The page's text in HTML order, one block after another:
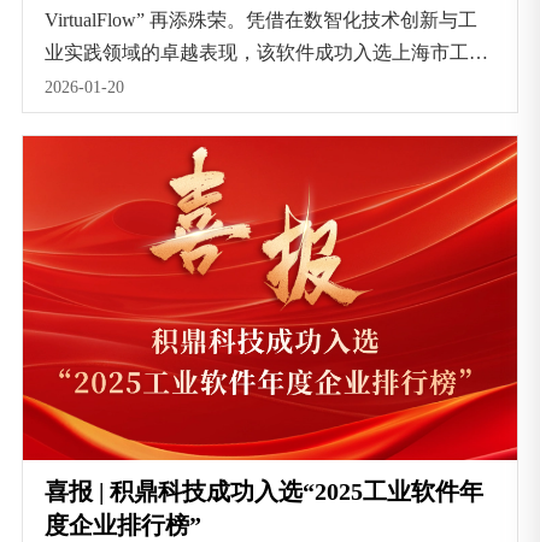
VirtualFlow” 再添殊荣。凭借在数智化技术创新与工
业实践领域的卓越表现，该软件成功入选上海市工业
互联网协会评选的上海市 “AI + 制造” 智能产品推广
目录，并荣获由中国工业报发起评选的 “中国智造基
石-数智工业优秀产品”荣誉。
2026-01-20
喜报 | 积鼎科技成功入选“2025工业软件年
度企业排行榜”